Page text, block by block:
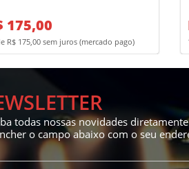
175,00
R$ 175,00 sem juros (mercado pago)
todas nossas novidades
o campo abaixo com o seu